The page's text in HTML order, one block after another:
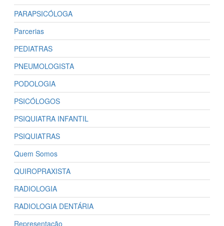
PARAPSICÓLOGA
Parcerias
PEDIATRAS
PNEUMOLOGISTA
PODOLOGIA
PSICÓLOGOS
PSIQUIATRA INFANTIL
PSIQUIATRAS
Quem Somos
QUIROPRAXISTA
RADIOLOGIA
RADIOLOGIA DENTÁRIA
Representação